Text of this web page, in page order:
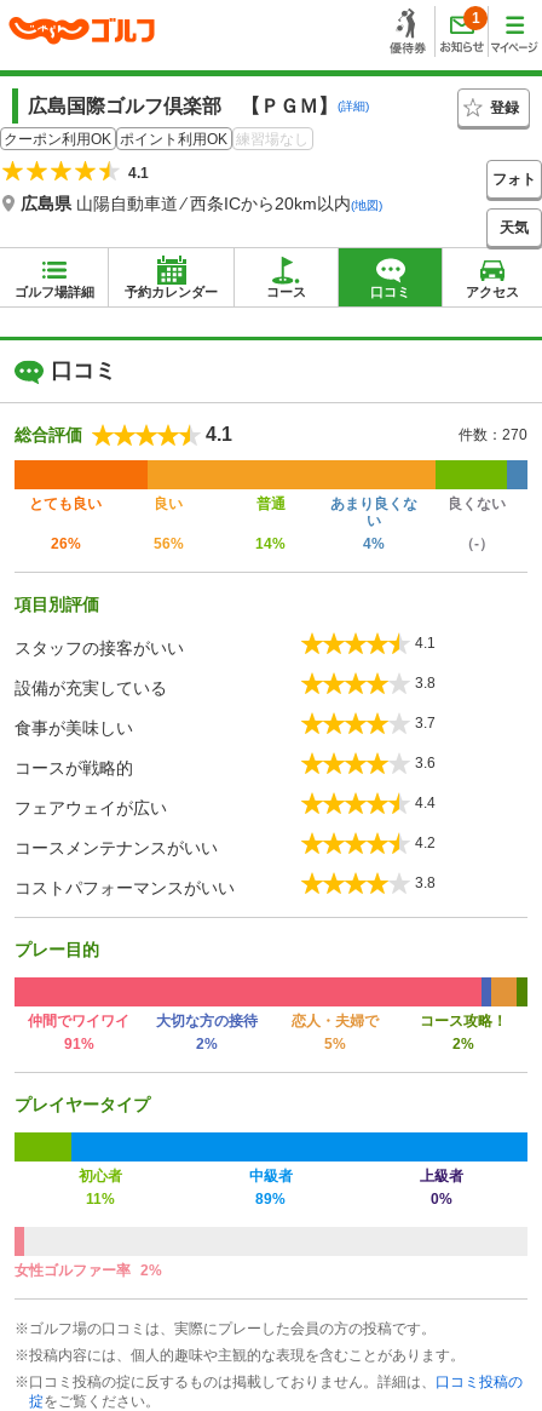
1
広島国際ゴルフ倶楽部 【ＰＧＭ】 (詳細)
登録
クーポン利用OK ポイント利用OK 練習場なし
4.1
広島県 山陽自動車道 ⁄ 西条ICから20km以内(地図)
フォト
天気
ゴルフ場詳細 予約カレンダー コース 口コミ アクセス
口コミ
総合評価 4.1 件数：270
とても良い 良い 普通
あまり良くな
い
良くない
26% 56% 14% 4% （-）
項目別評価
スタッフの接客がいい 4.1
設備が充実している 3.8
食事が美味しい 3.7
コースが戦略的 3.6
フェアウェイが広い 4.4
コースメンテナンスがいい 4.2
コストパフォーマンスがいい 3.8
プレー目的
仲間でワイワイ 大切な方の接待 恋人・夫婦で
コース攻略！
91%
2% 5% 2%
プレイヤータイプ
初心者 中級者
上級者
11%
89% 0%
女性ゴルファー率 2%
※ゴルフ場の口コミは、実際にプレーした会員の方の投稿です。
※投稿内容には、個人的趣味や主観的な表現を含むことがあります。
※口コミ投稿の掟に反するものは掲載しておりません。詳細は、 口コミ投稿の
掟をご覧ください。